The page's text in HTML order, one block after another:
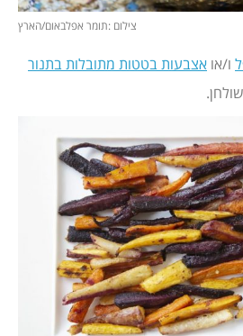
צילום :תומר אפלבאום/הארץ
ו/או אצבעות בטטות מתובלות בתנור